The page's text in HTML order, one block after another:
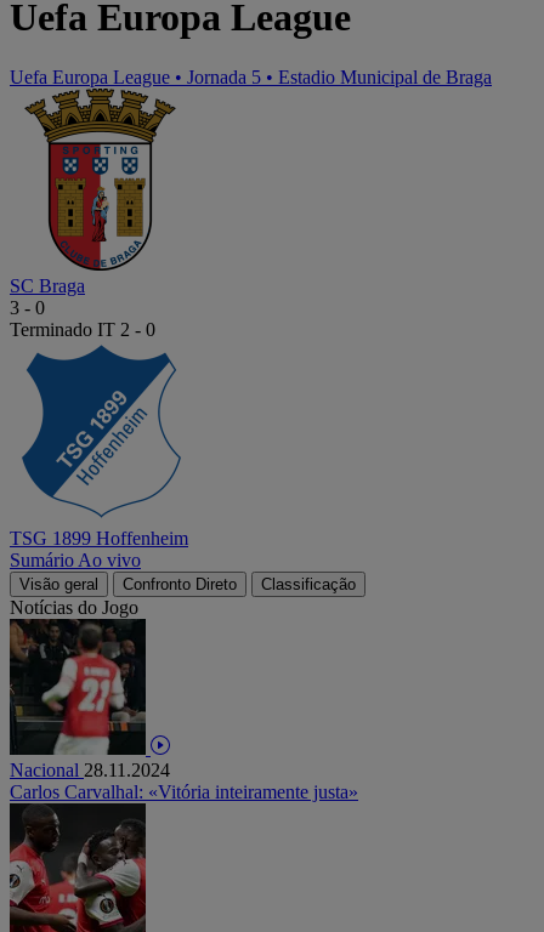
Uefa Europa League
Uefa Europa League • Jornada 5 • Estadio Municipal de Braga
SC Braga
3 - 0
Terminado IT 2 - 0
TSG 1899 Hoffenheim
Sumário Ao vivo
Visão geral Confronto Direto Classificação
Notícias do Jogo
Nacional 28.11.2024
Carlos Carvalhal: «Vitória inteiramente justa»